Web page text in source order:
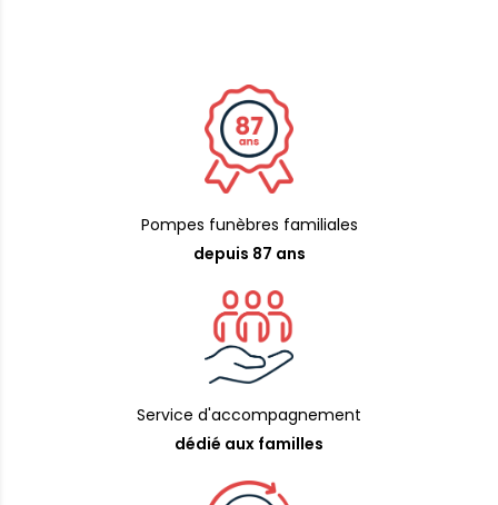
Pompes funèbres familiales
depuis 87 ans
Service d'accompagnement
dédié aux familles